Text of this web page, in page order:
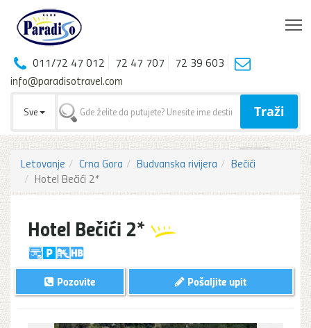
011/72 47 012 72 47 707
72 39 603
info@paradisotravel.com
Sve Traži
Letovanje Crna Gora Budvanska rivijera
Bečići
Hotel Bečići 2*
Hotel Bečići 2*
Pošaljite upit
Pozovite